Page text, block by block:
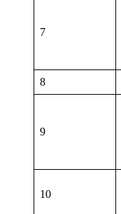
7
8
9
10